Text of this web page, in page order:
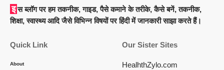
इस ब्लॉग पर हम तकनीक, गाइड, पैसे कमाने के तरीके, कैसे बनें, तकनीक,
शिक्षा, स्वास्थ्य आदि जैसे विभिन्न विषयों पर हिंदी में जानकारी साझा करते हैं।
Quick Link
About
Our Sister Sites
HealhthZylo.com